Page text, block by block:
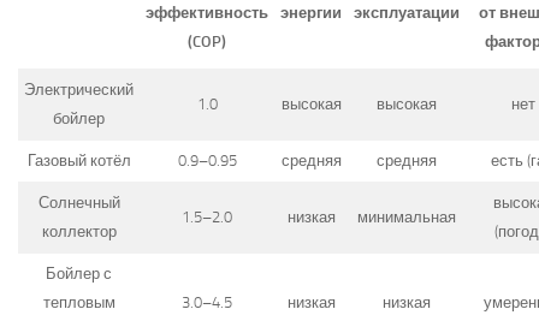
эффективность
(COP)
энергии
эксплуатации
от
Электрический
бойлер
1.0 высокая высокая нет
Газовый котёл 0.9–0.95 средняя средняя есть
Солнечный
коллектор
1.5–2.0 низкая минимальная
Бойлер с
тепловым
3.0–4.5 низкая низкая